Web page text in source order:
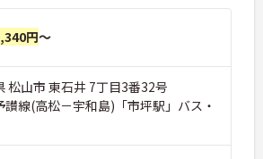
円～
松山市 東石井 7丁目3番32号
讃線(高松－宇和島)「市坪駅」バス・